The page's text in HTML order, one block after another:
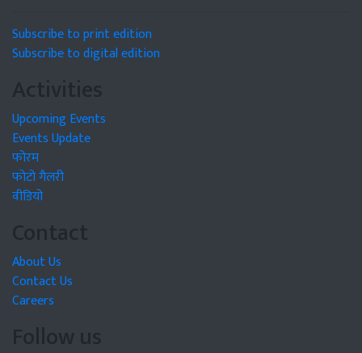
Subscribe to print edition
Subscribe to digital edition
Activities
Upcoming Events
Events Update
फोरम
फोटो गैलरी
वीडियो
Contact
About Us
Contact Us
Careers
Follow us